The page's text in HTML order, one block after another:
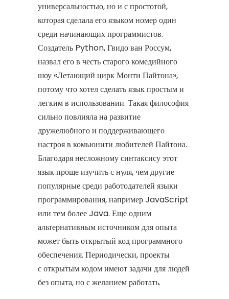
универсальностью, но и с простотой,
которая сделала его языком номер один
среди начинающих программистов.
Создатель Python, Гвидо ван Россум,
назвал его в честь старого комедийного
шоу «Летающий цирк Монти Пайтона»,
потому что хотел сделать язык простым и
легким в использовании. Такая философия
сильно повлияла на развитие
дружелюбного и поддерживающего
настроя в комьюнити любителей Пайтона.
Благодаря несложному синтаксису этот
язык проще изучить с нуля, чем другие
популярные среди работодателей языки
программирования, например JavaScript
или тем более Java. Еще одним
альтернативным источником для опыта
может быть открытый код программного
обеспечения. Периодически, проекты
с открытым кодом имеют задачи для людей
без опыта, но с желанием работать.